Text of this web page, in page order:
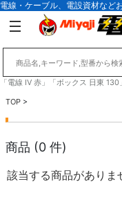
電線・ケーブル、電設資材など
「電線 IV 赤」「ボックス 日東
TOP >
商品 (0 件)
該当する商品がありま